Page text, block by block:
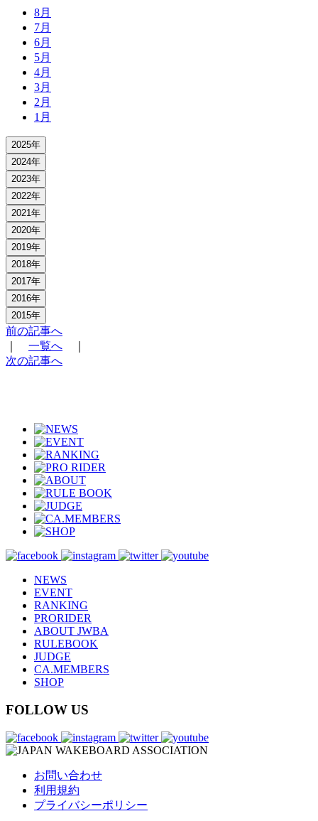
8月
7月
6月
5月
4月
3月
2月
1月
2025年
2024年
2023年
2022年
2021年
2020年
2019年
2018年
2017年
2016年
2015年
前の記事へ
一覧へ
次の記事へ
NEWS
EVENT
RANKING
PRORIDER
ABOUT JWBA
RULEBOOK
JUDGE
CA.MEMBERS
SHOP
FOLLOW US
お問い合わせ
利用規約
プライバシーポリシー